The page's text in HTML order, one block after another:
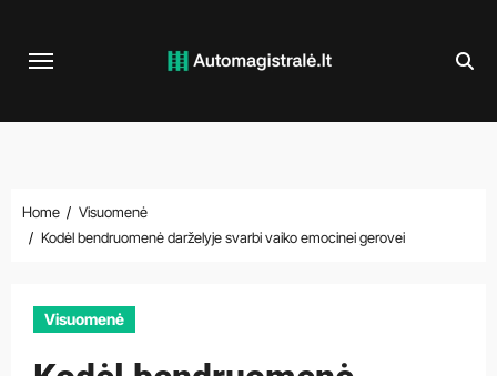
Home
Visuomenė
Kodėl bendruomenė darželyje svarbi vaiko emocinei gerovei
Visuomenė